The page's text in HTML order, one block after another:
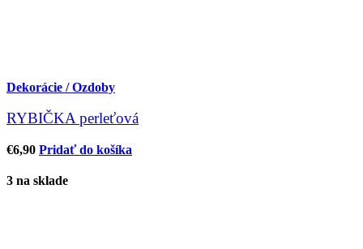
Dekorácie / Ozdoby
RYBIČKA perleťová
€6,90 Pridať do košíka
3 na sklade